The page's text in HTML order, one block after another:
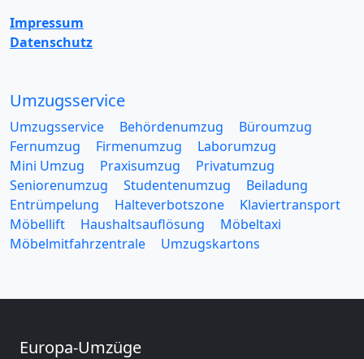
Impressum
Datenschutz
Umzugsservice
Umzugsservice Behördenumzug
Büroumzug
Fernumzug
Firmenumzug
Laborumzug
Mini Umzug
Praxisumzug
Privatumzug
Seniorenumzug
Studentenumzug
Beiladung
Entrümpelung
Halteverbotszone
Klaviertransport
Möbellift
Haushaltsauflösung
Möbeltaxi
Möbelmitfahrzentrale
Umzugskartons
Europa-Umzüge